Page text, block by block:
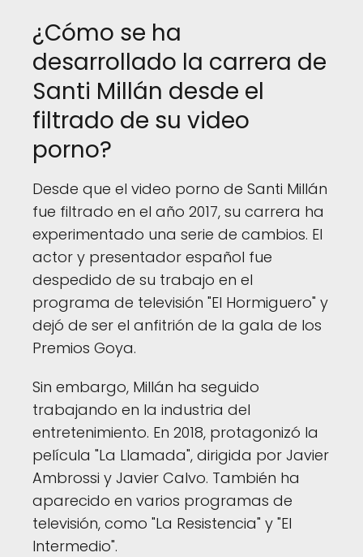
¿Cómo se ha
desarrollado la carrera de
Santi Millán desde el
filtrado de su video
porno?
Desde que el video porno de Santi Millán
fue filtrado en el año 2017, su carrera ha
experimentado una serie de cambios. El
actor y presentador español fue
despedido de su trabajo en el
programa de televisión "El Hormiguero" y
dejó de ser el anfitrión de la gala de los
Premios Goya.
Sin embargo, Millán ha seguido
trabajando en la industria del
entretenimiento. En 2018, protagonizó la
película "La Llamada", dirigida por Javier
Ambrossi y Javier Calvo. También ha
aparecido en varios programas de
televisión, como "La Resistencia" y "El
Intermedio".